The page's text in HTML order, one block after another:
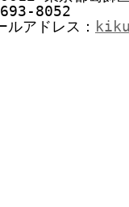
8052
ルアドレス：